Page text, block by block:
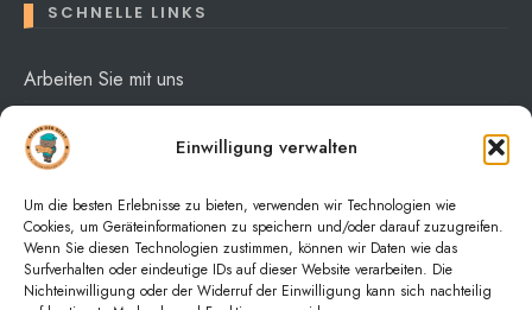
Einwilligung verwalten
Um die besten Erlebnisse zu bieten, verwenden wir Technologien wie
Cookies, um Geräteinformationen zu speichern und/oder darauf zuzugreifen.
Wenn Sie diesen Technologien zustimmen, können wir Daten wie das
Surfverhalten oder eindeutige IDs auf dieser Website verarbeiten. Die
Nichteinwilligung oder der Widerruf der Einwilligung kann sich nachteilig
SCHNELLE LINKS
Arbeiten Sie mit uns
Über mich
Datenschutzerklärung